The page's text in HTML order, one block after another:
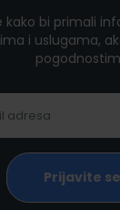
kako bi primali
i uslugama,